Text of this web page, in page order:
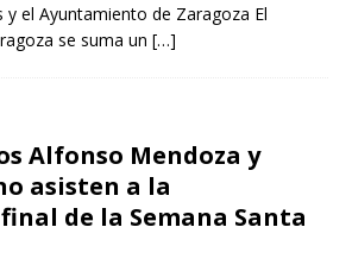
y el Ayuntamiento de Zaragoza El
se suma un […]
Alfonso Mendoza y
asisten a la
de la Semana Santa